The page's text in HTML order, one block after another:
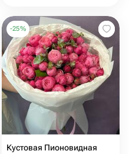
-25%
Кустовая Пионовидная